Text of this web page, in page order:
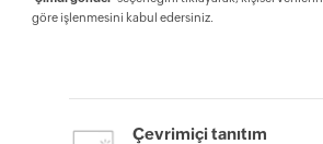
göre işlenmesini kabul edersiniz.
Çevrimiçi tanıtım